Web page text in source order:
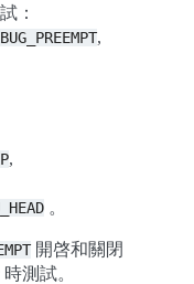
：
,
,
。
開啓和關閉
測試。